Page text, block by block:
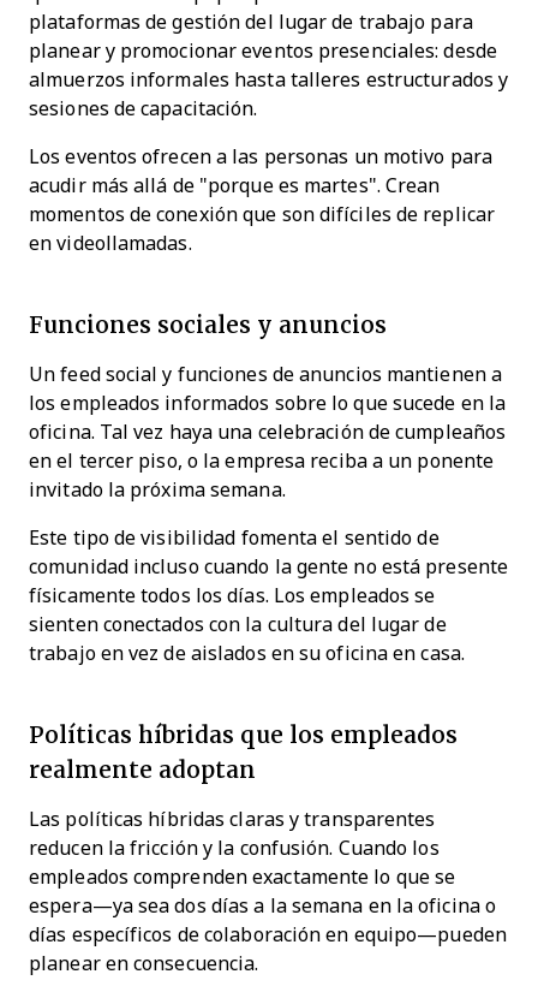
plataformas de gestión del lugar de trabajo para
planear y promocionar eventos presenciales: desde
almuerzos informales hasta talleres estructurados y
sesiones de capacitación.
Los eventos ofrecen a las personas un motivo para
acudir más allá de "porque es martes". Crean
momentos de conexión que son difíciles de replicar
en videollamadas.
Funciones sociales y anuncios
Un feed social y funciones de anuncios mantienen a
los empleados informados sobre lo que sucede en la
oficina. Tal vez haya una celebración de cumpleaños
en el tercer piso, o la empresa reciba a un ponente
invitado la próxima semana.
Este tipo de visibilidad fomenta el sentido de
comunidad incluso cuando la gente no está presente
físicamente todos los días. Los empleados se
sienten conectados con la cultura del lugar de
trabajo en vez de aislados en su oficina en casa.
Políticas híbridas que los empleados
realmente adoptan
Las políticas híbridas claras y transparentes
reducen la fricción y la confusión. Cuando los
empleados comprenden exactamente lo que se
espera—ya sea dos días a la semana en la oficina o
días específicos de colaboración en equipo—pueden
planear en consecuencia.